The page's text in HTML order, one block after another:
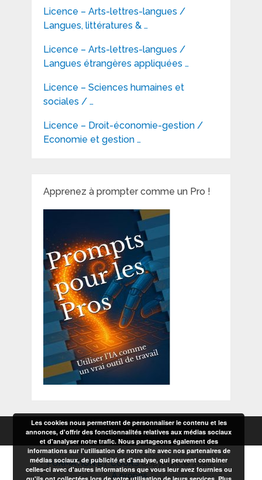
Licence – Arts-lettres-langues /
Langues, littératures & …
Licence – Arts-lettres-langues /
Langues étrangères appliquées …
Licence – Sciences humaines et
sociales / …
Licence – Droit-économie-gestion /
Economie et gestion …
Apprenez à prompter comme un Pro !
FORMATION ET COURSCopyright © 2026.
A propos
Les cookies nous permettent de personnaliser le contenu et les
annonces, d'offrir des fonctionnalités relatives aux médias sociaux
et d'analyser notre trafic. Nous partageons également des
informations sur l'utilisation de notre site avec nos partenaires de
médias sociaux, de publicité et d'analyse, qui peuvent combiner
celles-ci avec d'autres informations que vous leur avez fournies ou